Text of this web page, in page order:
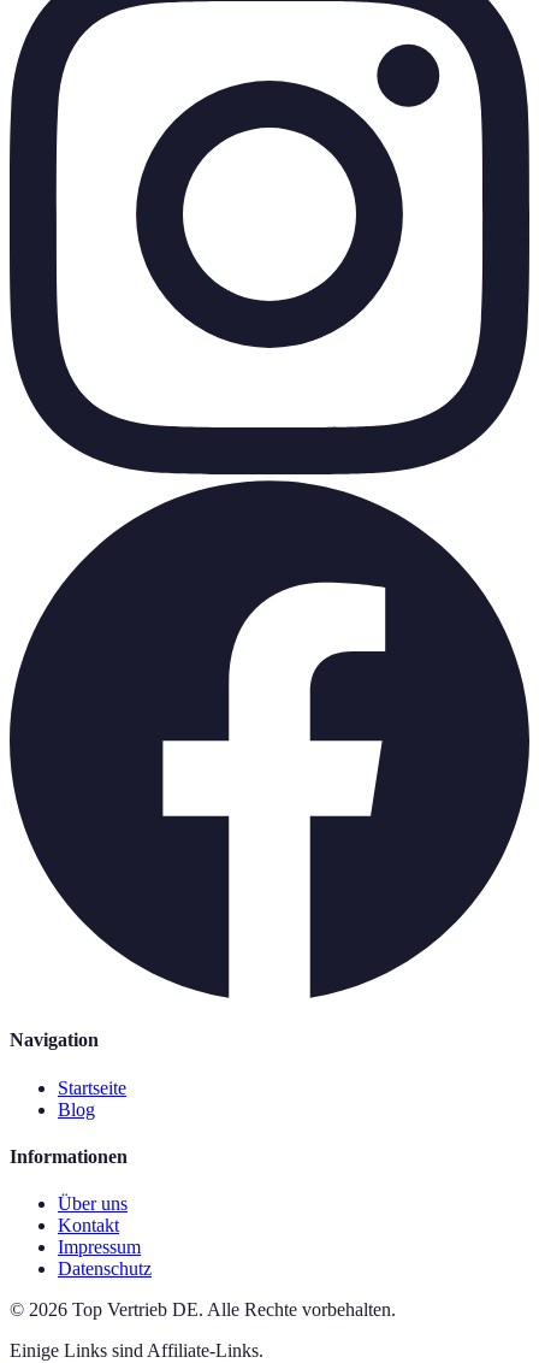
Navigation
Startseite
Blog
Informationen
Über uns
Kontakt
Impressum
Datenschutz
© 2026 Top Vertrieb DE. Alle Rechte vorbehalten.
Einige Links sind Affiliate-Links.